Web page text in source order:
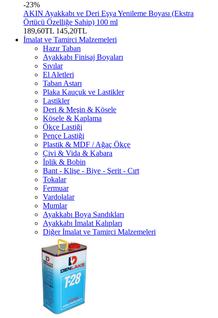
-23%
AKIN Ayakkabı ve Deri Eşya Yenileme Boyası (Ekstra
Örtücü Özelliğe Sahip) 100 ml
189,60TL 145,20TL
İmalat ve Tamirci Malzemeleri
Hazır Taban
Ayakkabı Finisaj Boyaları
Sıvılar
El Aletleri
Taban Astarı
Plaka Kauçuk ve Lastikler
Lastikler
Deri & Meşin & Kösele
Kösele & Kaplama
Ökçe Lastiği
Pençe Lastiği
Plastik & MDF / Ağaç Ökçe
Çivi & Vida & Kabara
İplik & Bobin
Bant - Klişe - Biye - Şerit - Cırt
Tokalar
Fermuar
Vardolalar
Mumlar
Ayakkabı Boya Sandıkları
Ayakkabı İmalat Kalıpları
Diğer İmalat ve Tamirci Malzemeleri